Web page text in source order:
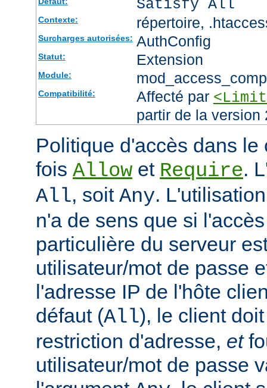
Satisfy All
Contexte: répertoire,
Surcharges autorisées: AuthConfig
Statut: Extension
Module:
Compatibilité: Affecté par
partir de la version
Politique d'accès dans
fois Allow et Require.
All, soit Any.
n'a de sens que si
particulière du serveur
utilisateur/mot de passe
l'adresse IP de l'hôte
défaut (All), le client
restriction d'adresse, et
utilisateur/mot de passe